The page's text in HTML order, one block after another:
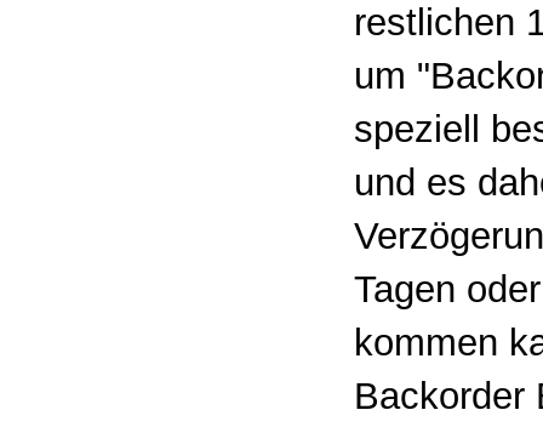
restlichen
um
speziell
und es
Tagen
kommen
Backorder